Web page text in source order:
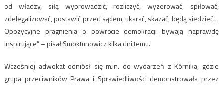
od władzy, siłą wyprowadzić, rozliczyć, wyzerować, spiłować,
zdelegalizować, postawić przed sądem, ukarać, skazać, będą siedzieć…
Opozycyjne pragnienia o powrocie demokracji bywają naprawdę
inspirujące” – pisał Smoktunowicz kilka dni temu.
Wcześniej adwokat odniósł się m.in. do wydarzeń z Kórnika, gdzie
grupa przeciwników Prawa i Sprawiedliwości demonstrowała przez